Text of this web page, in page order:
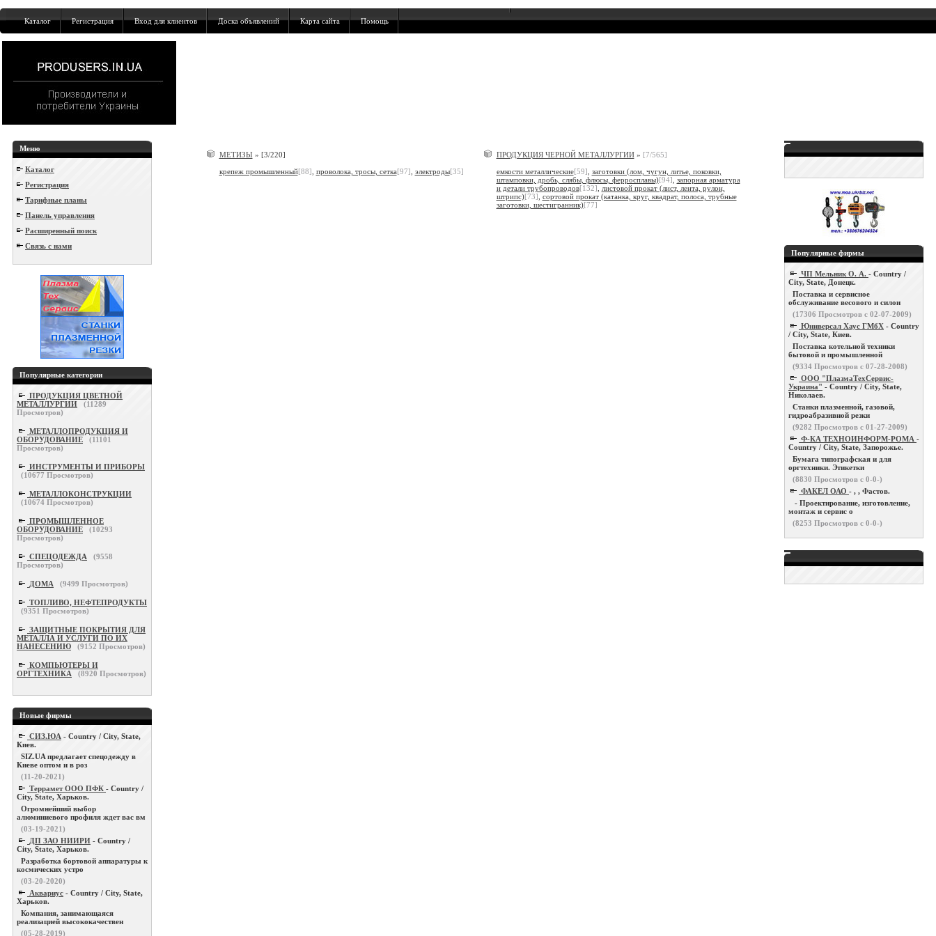
Каталог Регистрация Вход для клиентов Доска объявлений Карта сайта Помощь
Меню
Каталог
Регистрация
Тарифные планы
Панель управления
Расширенный поиск
Связь с нами
Популярные категории
ПРОДУКЦИЯ ЦВЕТНОЙ
МЕТАЛЛУРГИИ
(11289
Просмотров)
МЕТАЛЛОПРОДУКЦИЯ И
ОБОРУДОВАНИЕ
(11101
Просмотров)
ИНСТРУМЕНТЫ И ПРИБОРЫ
(10677 Просмотров)
МЕТАЛЛОКОНСТРУКЦИИ
(10674 Просмотров)
ПРОМЫШЛЕННОЕ
ОБОРУДОВАНИЕ
(10293
Просмотров)
СПЕЦОДЕЖДА (9558
Просмотров)
ДОМА (9499 Просмотров)
ТОПЛИВО, НЕФТЕПРОДУКТЫ
(9351 Просмотров)
ЗАЩИТНЫЕ ПОКРЫТИЯ ДЛЯ
МЕТАЛЛА И УСЛУГИ ПО ИХ
НАНЕСЕНИЮ
(9152 Просмотров)
КОМПЬЮТЕРЫ И
ОРГТЕХНИКА
(8920 Просмотров)
Новые фирмы
СИЗ.ЮА - Country / City, State,
Киев.
SIZ.UA предлагает спецодежду в
Киеве оптом и в роз
(11-20-2021)
Террамет ООО ПФК - Country /
City, State, Харьков.
Огромнейший выбор
алюминиевого профиля ждет вас вм
(03-19-2021)
ДП ЗАО НИИРИ - Country /
City, State, Харьков.
Разработка бортовой аппаратуры к
космических устро
(03-20-2020)
Аквариус - Country / City, State,
Харьков.
Компания, занимающаяся
реализацией высококачествен
(05-28-2019)
МЕТИЗЫ » [3/220]
крепеж промышленный[88] проволока, тросы, сетка[97] электроды[35]
ПРОДУКЦИЯ ЧЕРНОЙ МЕТАЛЛУРГИИ» [7/565]
емкости металлические[59] заготовки (лом, чугун, литье, поковки,
штамповки, дробь, слябы, флюсы, ферросплавы)[94] запорная арматура
и детали трубопроводов[132]
листовой прокат (лист, лента, рулон,
штрипс)[73] сортовой прокат (катанка, круг, квадрат, полоса, трубные
заготовки, шестигранник)[77]
Популярные фирмы
ЧП Мельник О. А. - Country /
City, State, Донецк.
Поставка и сервисное
обслуживание весового и силои
(17306 Просмотров с 02-07-2009)
Юниверсал Хаус ГМбХ - Country
/ City, State, Киев.
Поставка котельной техники
бытовой и промышленной
(9334 Просмотров с 07-28-2008)
ООО "ПлазмаТехСервис-
Украина" - Country / City, State,
Николаев.
Станки плазменной, газовой,
гидроабразивной резки
(9282 Просмотров с 01-27-2009)
Ф-КА ТЕХНОИНФОРМ-РОМА -
Country / City, State, Запорожье.
Бумага типографская и для
оргтехники. Этикетки
(8830 Просмотров с 0-0-)
ФАКЕЛ ОАО - , , Фастов.
- Проектирование, изготовление,
монтаж и сервис о
(8253 Просмотров с 0-0-)